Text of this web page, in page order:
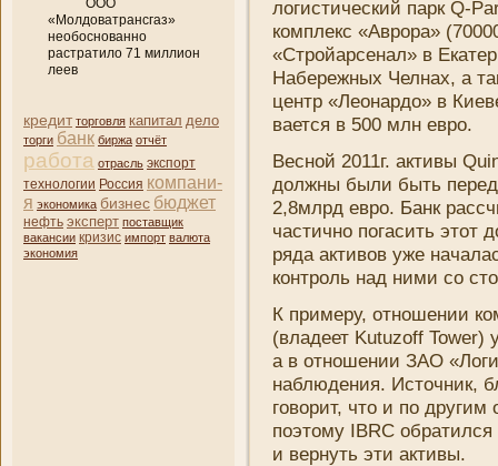
ООО
«Молдоватрансгаз»
необоснованно
растратило 71 миллион
леев
кредит торговля капитал дело
торги банк биржа отчёт
работа отрасль экспорт
технологии Россия компани­
я экономика бизнес бюджет
нефть эксперт поставщик
вакансии кризис импорт валюта
экономия
логистический парк Q-
комплекс «Аврора»
«Стройарсенал» в
Набережных Челнах, а
центр «Леонардо» в
вается в 500 млн евро.
Весной 2011г. активы
должны были быть
2,8млрд евро. Банк
частично погасить этот
ряда активов уже
контроль над ни­ми со
К примеру, отношени­и
(владеет Kutuzoff Tower)
а в отношени­и ЗАО
наблюдени­я. Источни­к,
говорит, что и по
поэтому IBRC
и вернуть эти активы.